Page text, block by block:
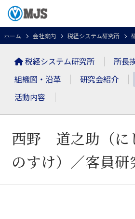
ホーム 会社案内 税経システム研究所
税経システム研究所
所長
組織図・沿革
研究会紹介
活動内容
西野 道之助（に
のすけ） ／客員研